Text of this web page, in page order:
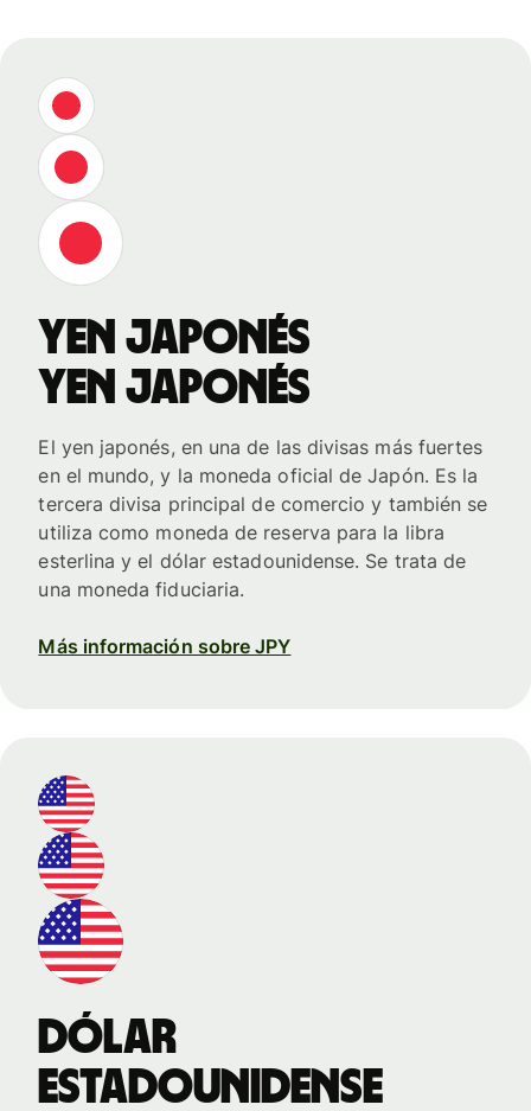
yen japonés
yen japonés
El yen japonés, en una de las divisas más fuertes
en el mundo, y la moneda oficial de Japón. Es la
tercera divisa principal de comercio y también se
utiliza como moneda de reserva para la libra
esterlina y el dólar estadounidense. Se trata de
una moneda fiduciaria.
Más información sobre JPY
dólar
estadounidense